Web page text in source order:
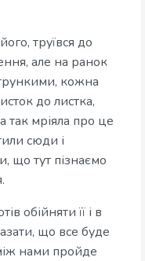
труївся до
але на ранок
кожна
до листка,
так мріяла про це
сюди і
що тут пізнаємо
обійняти її і в
що все буде
нами пройде